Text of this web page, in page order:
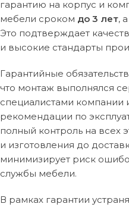
гарантию на корпус и
мебели сроком до 3 лет,
Это подтверждает
и высокие стандарты
Гарантийные
что монтаж выполнялся
специалистами компании
рекомендации по
полный контроль на всех
и изготовления до
минимизирует риск
службы мебели.
В рамках гарантии